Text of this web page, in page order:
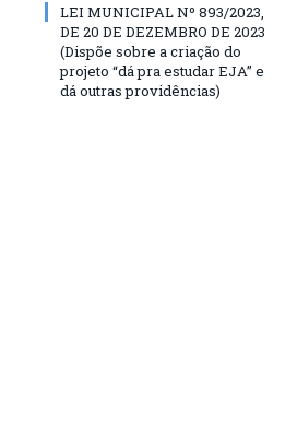
LEI MUNICIPAL Nº 893/2023,
DE 20 DE DEZEMBRO DE 2023
(Dispõe sobre a criação do
projeto “dá pra estudar EJA” e
dá outras providências)